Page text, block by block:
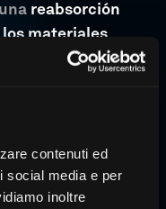
contenuti ed
social media e per
inoltre
reabsorción
materiales
y la
formación de
macroporos